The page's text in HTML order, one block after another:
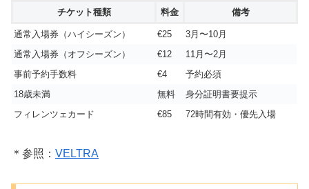
チケット種類 料金 備考
通常入場券（ハイシーズン） €25
3月〜10月
通常入場券（オフシーズン）
€12
11月〜2月
事前予約手数料
€4
予約必須
18歳未満
無料
身分証明書要提示
フィレンツェカード
€85 72時間有効・優先入場
＊参照： VELTRA